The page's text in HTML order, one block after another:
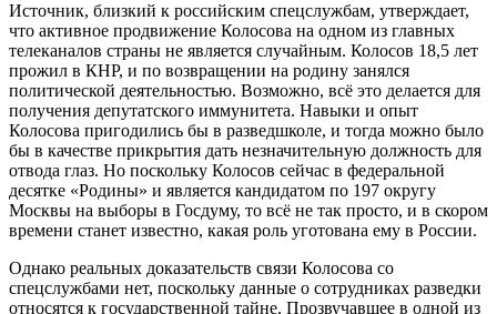
Источник, близкий к российским спецслужбам, утверждает,
что активное продвижение Колосова на одном из главных
телеканалов страны не является случайным. Колосов 18,5 лет
прожил в КНР, и по возвращении на родину занялся
политической деятельностью. Возможно, всё это делается для
получения депутатского иммунитета. Навыки и опыт
Колосова пригодились бы в разведшколе, и тогда можно было
бы в качестве прикрытия дать незначительную должность для
отвода глаз. Но поскольку Колосов сейчас в федеральной
десятке «Родины» и является кандидатом по 197 округу
Москвы на выборы в Госдуму, то всё не так просто, и в скором
времени станет известно, какая роль уготована ему в России.
Однако реальных доказательств связи Колосова со
спецслужбами нет, поскольку данные о сотрудниках разведки
относятся к государственной тайне. Прозвучавшее в одной из